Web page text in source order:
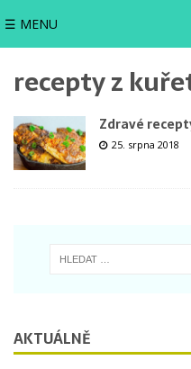
☰ MENU
recepty z
Zdravé
25. srpna 2018
AKTUÁLNĚ